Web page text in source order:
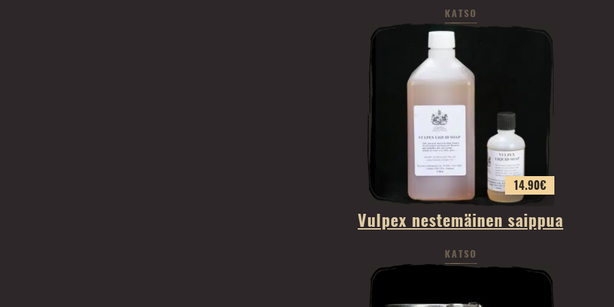
KATSO
14.90€
Vulpex nestemäinen saippua
KATSO